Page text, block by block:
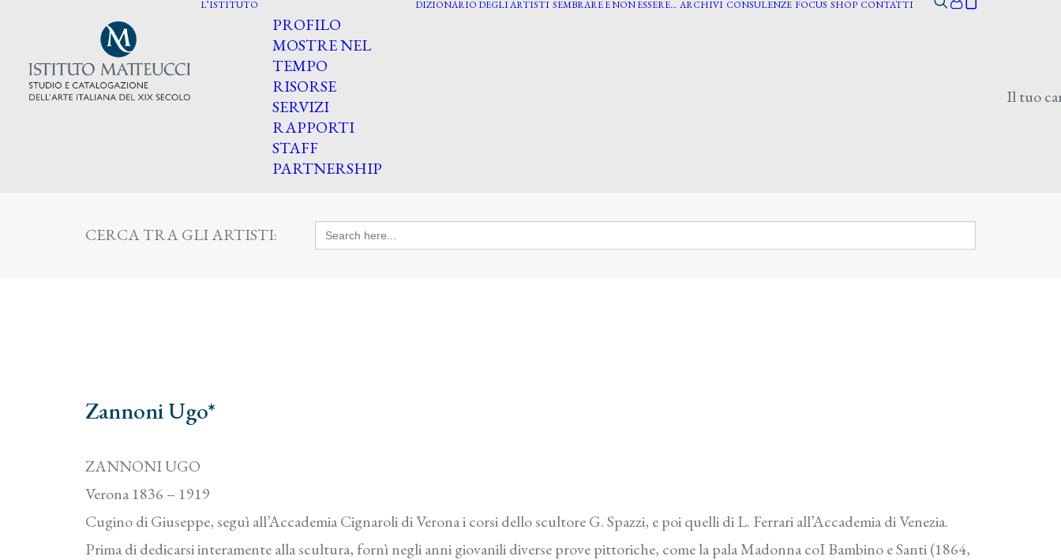
L’ISTITUTO
PROFILO
MOSTRE NEL
TEMPO
RISORSE
SERVIZI
RAPPORTI
STAFF
PARTNERSHIP
DIZIONARIO DEGLI ARTISTI SEMBRARE E NON ESSERE… ARCHIVI CONSULENZE FOCUS SHOP CONTATTI
Il tuo
CERCA TRA GLI ARTISTI: Search
for:
Zannoni Ugo*
ZANNONI UGO
Verona 1836 – 1919
Cugino di Giuseppe, seguì all’Accademia Cignaroli di Verona i corsi dello scultore G. Spazzi, e poi quelli di L. Ferrari all’Accademia di Venezia.
Prima di dedicarsi interamente alla scultura, fornì negli anni giovanili diverse prove pittoriche, come la pala Madonna coI Bambino e Santi (1864,